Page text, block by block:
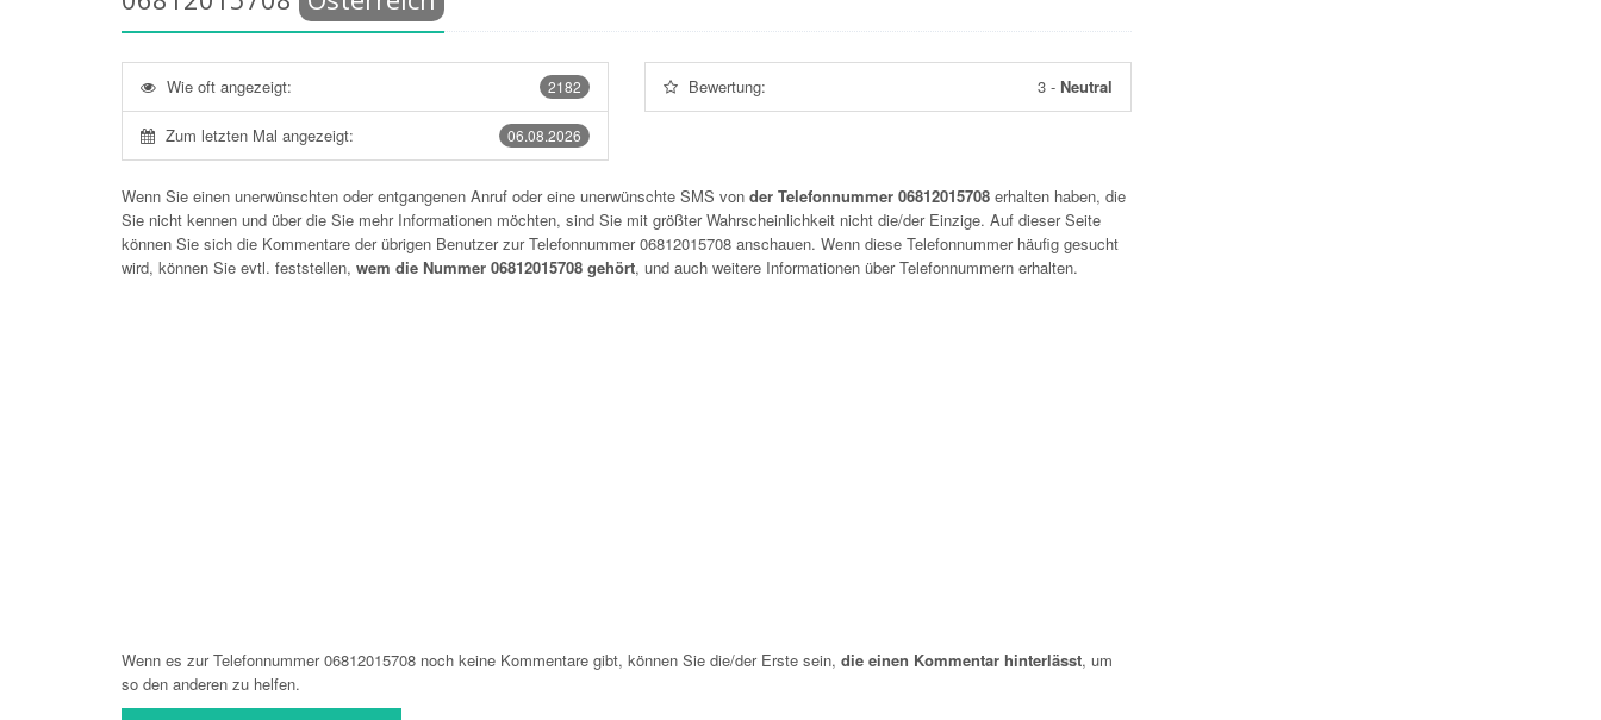
2182
Wie oft angezeigt:
06.08.2026
Zum letzten Mal angezeigt:
Bewertung: 3- Neutral
Wenn Sie einen unerwünschten oder entgangenen Anruf oder eine unerwünschte SMS von der Telefonnummer 06812015708 erhalten haben, die
Sie nicht kennen und über die Sie mehr Informationen möchten, sind Sie mit größter Wahrscheinlichkeit nicht die/der Einzige. Auf dieser Seite
können Sie sich die Kommentare der übrigen Benutzer zur Telefonnummer06812015708 anschauen. Wenn diese Telefonnummer häufig gesucht
wird, können Sie evtl. feststellen, wem die Nummer 06812015708 gehört, und auch weitere Informationen über Telefonnummern erhalten.
Wenn es zur Telefonnummer 06812015708 noch keine Kommentare gibt, können Sie die/der Erste sein, die einen Kommentar hinterlässt, um
so den anderen zu helfen.